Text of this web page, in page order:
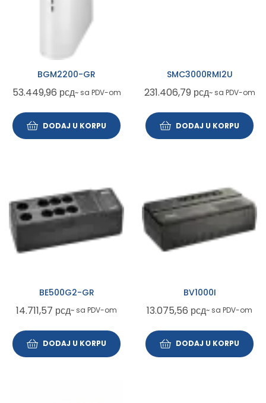
BGM2200-GR
53.449,96 рсд~ sa PDV-om
DODAJ U KORPU
SMC3000RMI2U
231.406,79 рсд~ sa PDV-om
DODAJ U KORPU
BE500G2-GR
14.711,57 рсд~ sa PDV-om
DODAJ U KORPU
BV1000I
13.075,56 рсд~ sa PDV-om
DODAJ U KORPU